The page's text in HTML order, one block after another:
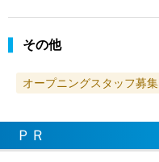
その他
オープニングスタッフ募集
ＰＲ